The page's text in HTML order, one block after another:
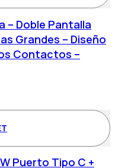
– Doble Pantalla
Grandes – Diseño
Contactos –
Puerto Tipo C +